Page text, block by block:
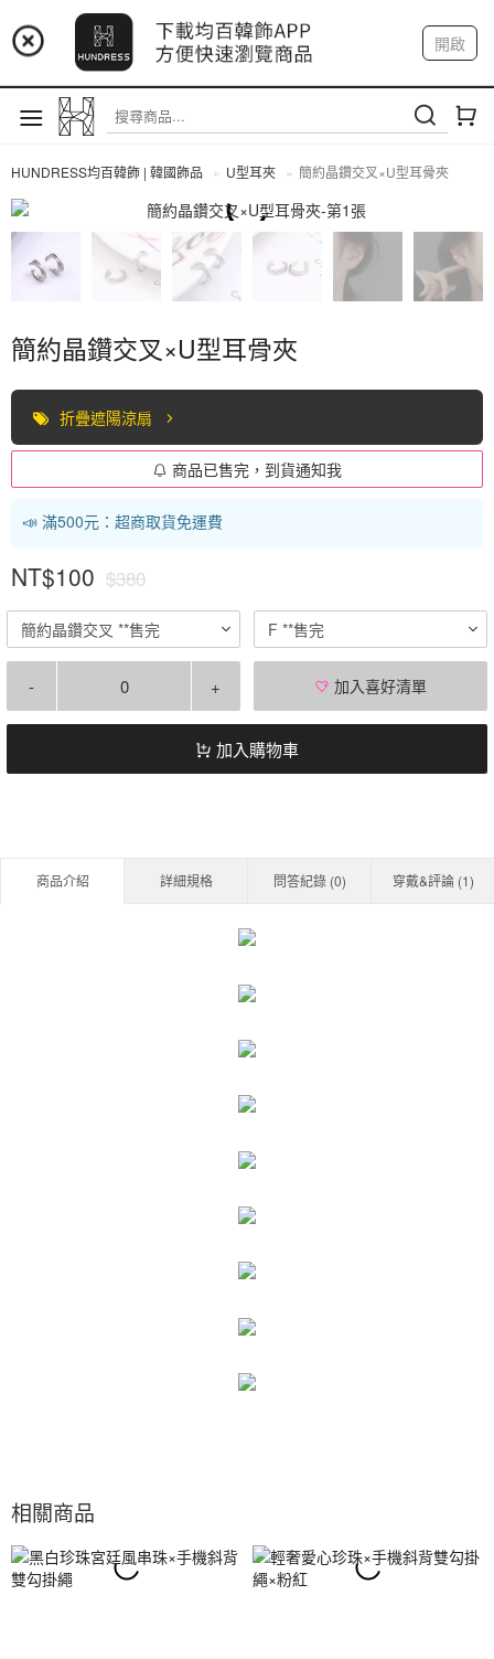
📢 市集預告：9/4-9/6 淡水捷運站
📢 市集預告：9/12-9/13 八里海巡基地
📢 市集預告：8/22-8/23 桃園青埔置地廣場
開啟
註冊 我的帳戶
HUNDRESS均百韓飾 | 韓國飾品 U型耳夾 簡約晶鑽交叉×U型耳骨夾
簡約晶鑽交叉×U型耳骨夾
折疊遮陽涼扇
商品已售完，到貨通知我
📣 滿500元：超商取貨免運費
NT$100 $380
簡約晶鑽交叉 **售完 F **售完
- + 加入喜好清單
加入購物車
商品介紹 詳細規格 問答紀錄 (0) 穿戴&評論 (1)
相關商品